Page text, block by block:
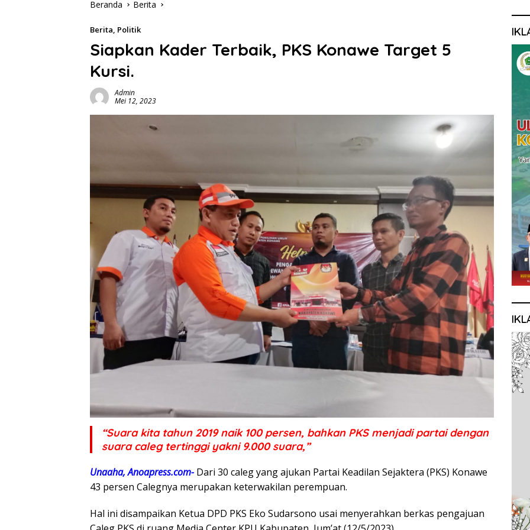
Beranda Berita
Berita, Politik
Siapkan Kader Terbaik, PKS Konawe Target 5
Kursi.
Admin
Mei 12, 2023
“Suara kita tahun 2019 naik 100 persen, bahkan PKS menjadi partai dengan
suara caleg tertinggi yakni 9.000 suara,”
Unaaha, Anoapress.com- Dari 30 caleg yang ajukan Partai Keadilan Sejaktera (PKS) Konawe
43 persen Calegnya merupakan keterwakilan perempuan.
Hal ini disampaikan Ketua DPD PKS Eko Sudarsono usai menyerahkan berkas pengajuan